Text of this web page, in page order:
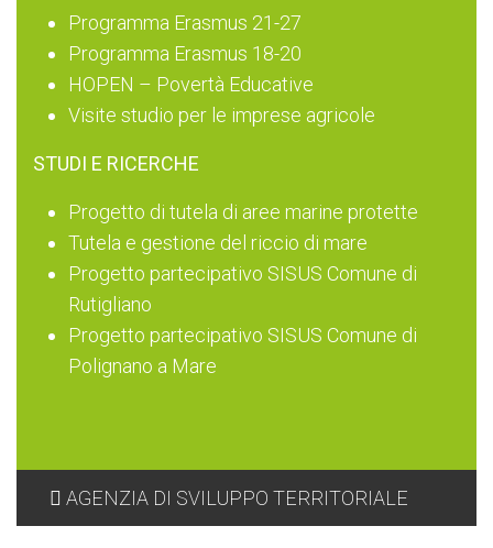
Programma Erasmus 21-27
Programma Erasmus 18-20
HOPEN – Povertà Educative
Visite studio per le imprese agricole
STUDI E RICERCHE
Progetto di tutela di aree marine protette
Tutela e gestione del riccio di mare
Progetto partecipativo SISUS Comune di
Rutigliano
Progetto partecipativo SISUS Comune di
Polignano a Mare
AGENZIA DI SVILUPPO TERRITORIALE